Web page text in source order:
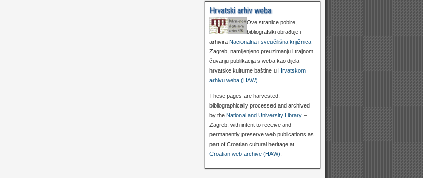
Hrvatski arhiv weba
Ove stranice pobire,
bibliografski obrađuje i
arhivira Nacionalna i sveučilišna knjižnica
Zagreb, namijenjeno preuzimanju i trajnom
čuvanju publikacija s weba kao dijela
hrvatske kulturne baštine u Hrvatskom
arhivu weba (HAW)
These pages are harvested,
bibliographically processed and archived
by the National and University Library–
Zagreb, with intent to receive and
permanently preserve web publications as
part of Croatian cultural heritage at
Croatian web archive (HAW)